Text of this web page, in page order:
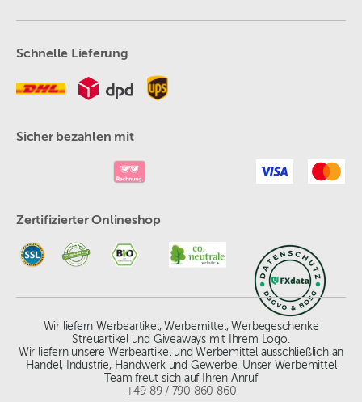
Schnelle Lieferung
Sicher bezahlen mit
Zertifizierter Onlineshop
Wir liefern Werbeartikel, Werbemittel, Werbegeschenke
Streuartikel und Giveaways mit Ihrem Logo.
Wir liefern unsere Werbeartikel und Werbemittel ausschließlich an
Handel, Industrie, Handwerk und Gewerbe. Unser Werbemittel
Team freut sich auf Ihren Anruf
+49 89 / 790 860 860